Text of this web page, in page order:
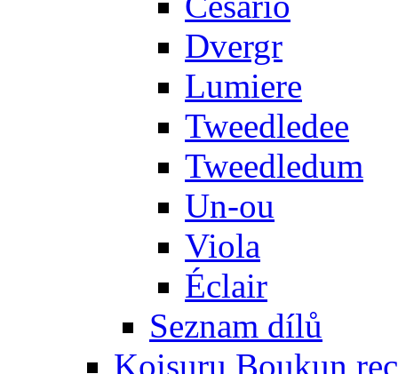
Dvergr
Lumiere
Tweedledee
Tweedledum
Un-ou
Viola
Éclair
Seznam dílů
Koisuru Boukun